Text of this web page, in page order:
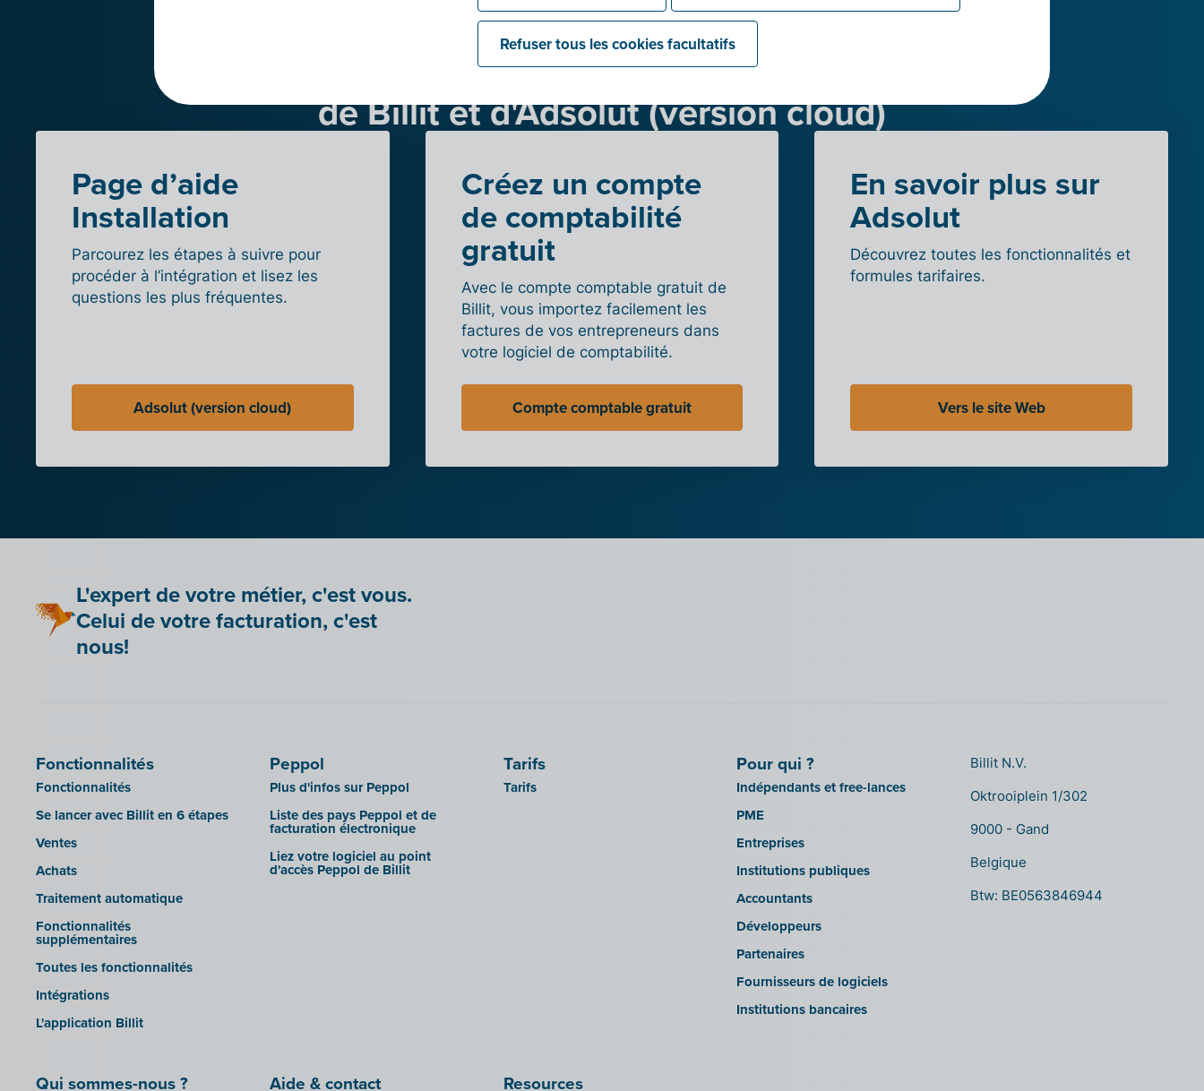
Testez dès maintenant l’intégration
de Billit et d'Adsolut (version cloud)
Page d’aide
Installation
Parcourez les étapes à suivre pour
procéder à l’intégration et lisez les
questions les plus fréquentes.
Adsolut (version cloud)
Créez un compte
de comptabilité
gratuit
Avec le compte comptable gratuit de
Billit, vous importez facilement les
factures de vos entrepreneurs dans
votre logiciel de comptabilité.
Compte comptable gratuit
En savoir plus sur
Adsolut
Découvrez toutes les fonctionnalités et
formules tarifaires.
Vers le site Web
L'expert de votre métier, c'est vous.
Celui de votre facturation, c'est
nous!
Fonctionnalités
Fonctionnalités
Se lancer avec Billit en 6 étapes
Ventes
Achats
Traitement automatique
Fonctionnalités
supplémentaires
Toutes les fonctionnalités
Intégrations
L'application Billit
Peppol
Plus d'infos sur Peppol
Liste des pays Peppol et de
facturation électronique
Liez votre logiciel au point
d'accès Peppol de Billit
Tarifs
Tarifs
Pour qui ?
Indépendants et free-lances
PME
Entreprises
Institutions publiques
Accountants
Développeurs
Partenaires
Fournisseurs de logiciels
Institutions bancaires
Qui sommes-nous ? Aide & contact Resources
Billit N.V.
Oktrooiplein 1/302
9000 - Gand
Belgique
Btw: BE0563846944
Refuser tous les cookies facultatifs